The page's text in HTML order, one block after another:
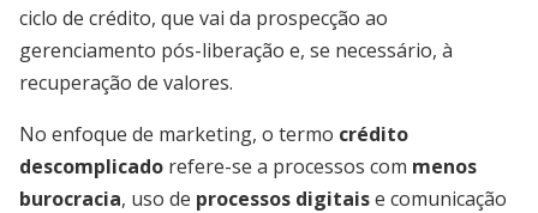
ciclo de crédito, que vai da prospecção ao
gerenciamento pós-liberação e, se necessário, à
recuperação de valores.
No enfoque de marketing, o termo crédito
descomplicado refere-se a processos com menos
burocracia, uso de processos digitaise comunicação